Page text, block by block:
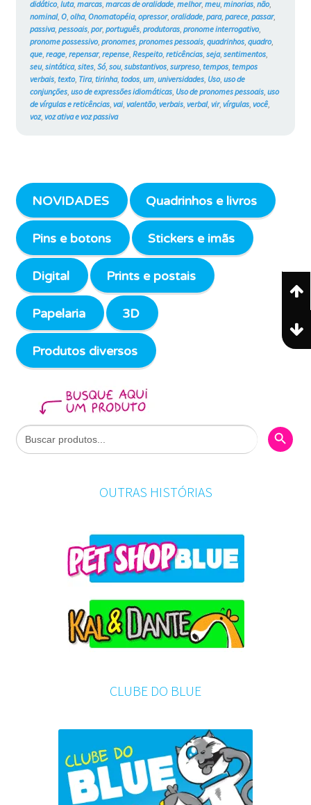
didático, luta, marcas, marcas de oralidade, melhor, meu, minorias, não,
nominal, O, olha, Onomatopéia, opressor, oralidade, para, parece, passar,
passiva, pessoais, por, português, produtoras, pronome interrogativo,
pronome possessivo, pronomes, pronomes pessoais, quadrinhos, quadro,
que, reage, repensar, repense, Respeito, reticências, seja, sentimentos,
seu, sintática, sites, Só, sou, substantivos, surpreso, tempos, tempos
verbais, texto, Tira, tirinha, todos, um, universidades, Uso, uso de
conjunções, uso de expressões idiomáticas, Uso de pronomes pessoais, uso
de vírgulas e reticências, vai, valentão, verbais, verbal, vir, vírgulas, você,
voz, voz ativa e voz passiva
NOVIDADES Quadrinhos e livros
Pins e botons Stickers e imãs
Digital Prints e postais
Papelaria 3D
Produtos diversos
Search
for:
Search
OUTRAS HISTÓRIAS
CLUBE DO BLUE